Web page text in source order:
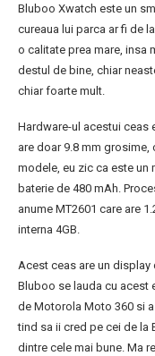
Bluboo Xwatch este un
cureaua lui parca ar fi de
o calitate prea mare, insa
destul de bine, chiar
chiar foarte mult.
Hardware-ul acestui ceas
are doar 9.8 mm
modele, eu zic ca este un
baterie de 480 mAh.
anume MT2601 care are
interna 4GB.
Acest ceas are un display
Bluboo se lauda cu acest
de Motorola Moto 360 si
tind sa ii cred pe cei de la
dintre cele mai bune. Ma